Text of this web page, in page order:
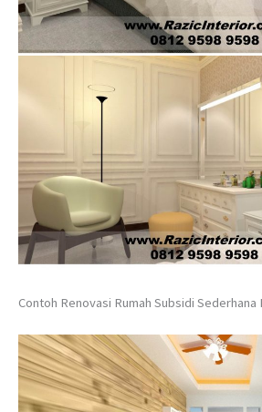
Contoh Renovasi Rumah Subsidi Sederhana